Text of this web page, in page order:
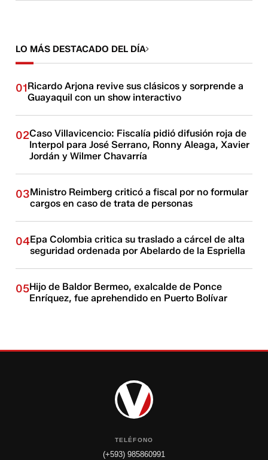
LO MÁS DESTACADO DEL DÍA
01Ricardo Arjona revive sus clásicos y sorprende a
Guayaquil con un show interactivo
02Caso Villavicencio: Fiscalía pidió difusión roja de
Interpol para José Serrano, Ronny Aleaga, Xavier
Jordán y Wilmer Chavarría
03Ministro Reimberg criticó a fiscal por no formular
cargos en caso de trata de personas
04Epa Colombia critica su traslado a cárcel de alta
seguridad ordenada por Abelardo de la Espriella
05Hijo de Baldor Bermeo, exalcalde de Ponce
Enríquez, fue aprehendido en Puerto Bolívar
TELÉFONO
(+593) 985860991